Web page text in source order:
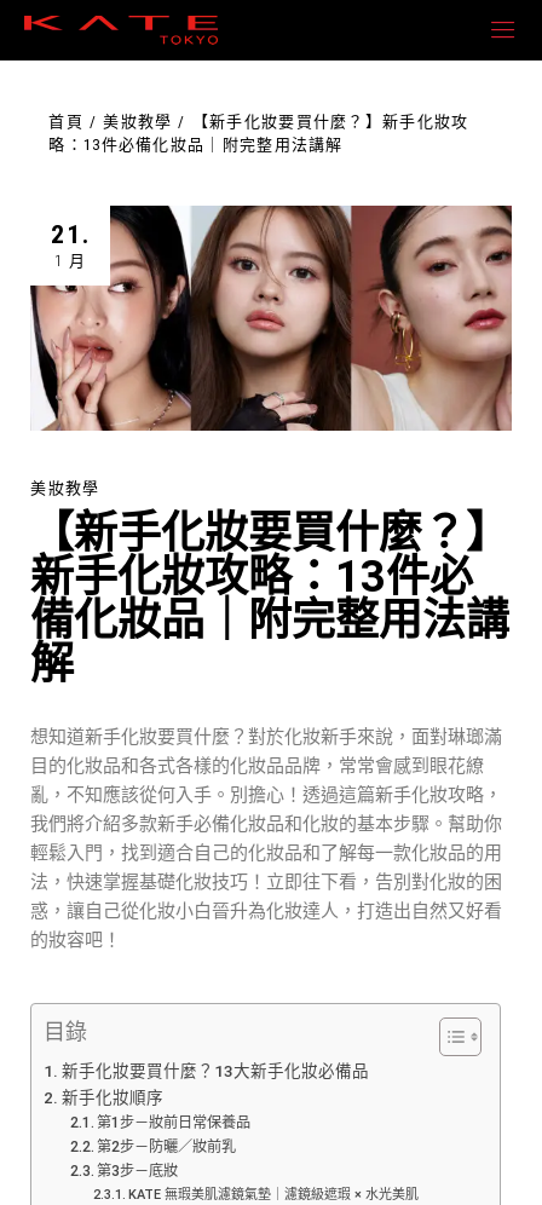
首頁 美妝教學
【新手化妝要買什麼？】新手化妝攻
略：13件必備化妝品｜附完整用法講解
21.
1 月
美妝教學
【新手化妝要買什麼？】
新手化妝攻略：13件必
備化妝品｜附完整用法講
解
想知道新手化妝要買什麼？對於化妝新手來說，面對琳瑯滿
目的化妝品和各式各樣的化妝品品牌，常常會感到眼花繚
亂，不知應該從何入手。別擔心！透過這篇新手化妝攻略，
我們將介紹多款新手必備化妝品和化妝的基本步驟。幫助你
輕鬆入門，找到適合自己的化妝品和了解每一款化妝品的用
法，快速掌握基礎化妝技巧！立即往下看，告別對化妝的困
惑，讓自己從化妝小白晉升為化妝達人，打造出自然又好看
的妝容吧！
目錄
新手化妝要買什麼？13大新手化妝必備品
新手化妝順序
第1步－妝前日常保養品
第2步－防曬／妝前乳
第3步－底妝
KATE 無瑕美肌濾鏡氣墊｜濾鏡級遮瑕 × 水光美肌